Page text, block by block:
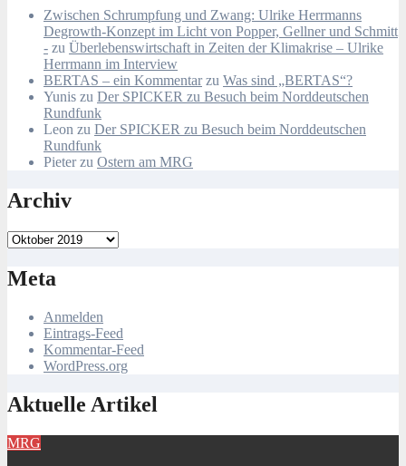
Zwischen Schrumpfung und Zwang: Ulrike Herrmanns
Degrowth-Konzept im Licht von Popper, Gellner und Schmitt
- zu Überlebenswirtschaft in Zeiten der Klimakrise – Ulrike
Herrmann im Interview
BERTAS – ein Kommentarzu Was sind „BERTAS“?
Yunis zu Der SPICKER zu Besuch beim Norddeutschen
Rundfunk
Leon zu Der SPICKER zu Besuch beim Norddeutschen
Rundfunk
Pieterzu Ostern am MRG
Archiv
Archiv
Meta
Anmelden
Eintrags-Feed
Kommentar-Feed
WordPress.org
Aktuelle Artikel
MRG